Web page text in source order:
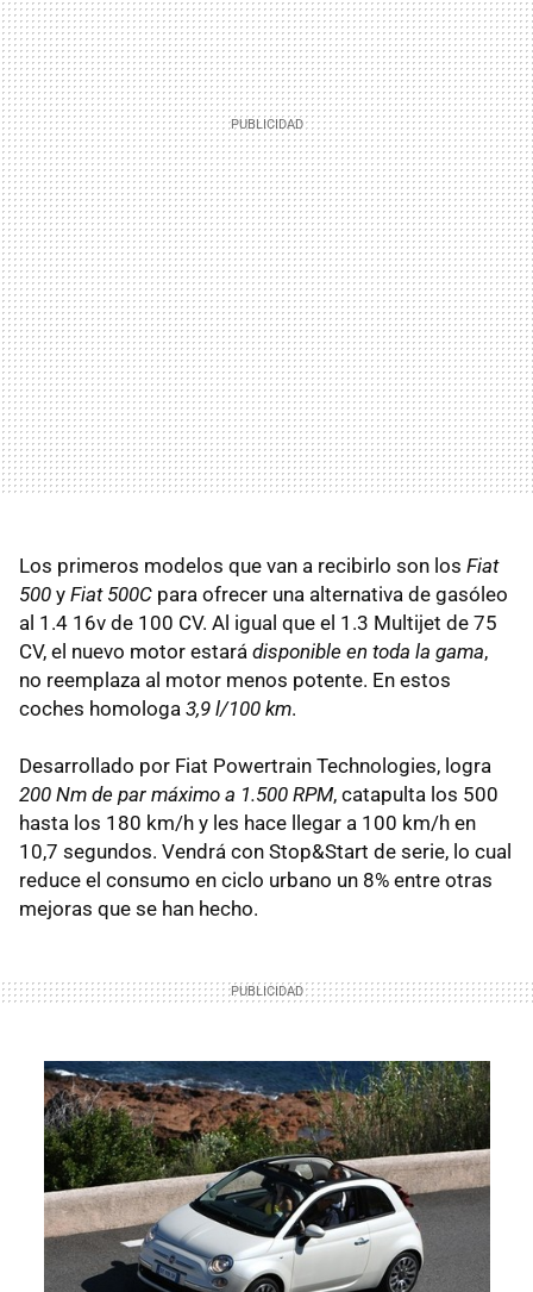
Los primeros modelos que van a recibirlo son los Fiat
500 y Fiat 500C para ofrecer una alternativa de gasóleo
al 1.4 16v de 100 CV. Al igual que el 1.3 Multijet de 75
CV, el nuevo motor estará disponible en toda la gama,
no reemplaza al motor menos potente. En estos
coches homologa 3,9 l/100 km.
Desarrollado por Fiat Powertrain Technologies, logra
200 Nm de par máximo a 1.500 RPM, catapulta los 500
hasta los 180 km/h y les hace llegar a 100 km/h en
10,7 segundos. Vendrá con Stop&Start de serie, lo cual
reduce el consumo en ciclo urbano un 8% entre otras
mejoras que se han hecho.